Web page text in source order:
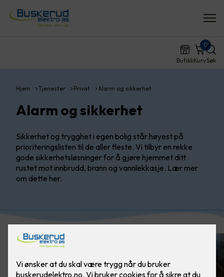
ButikkKurv
0
Søk
Hjem Tjenester Privat Alarm og sikkerhet
Alarm og sikkerhet
Sikkerhet og trygghet i egen bolig står høyest på
prioriteringslisten til de aller fleste. Vi tilbyr en rekke
gode sikkerhetsløsninger for å gjøre hjemmet ditt
rustet mot innbrudd, brann og vannlekkasje. Lær mer
om dette her.